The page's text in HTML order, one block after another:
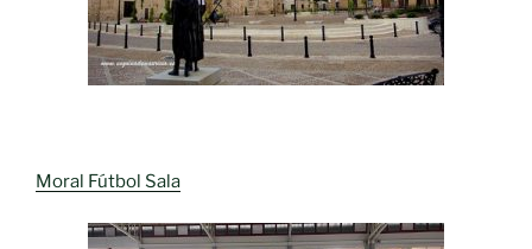
Moral Fútbol Sala